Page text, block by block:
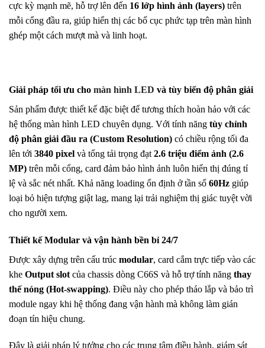
cực kỳ mạnh mẽ, hỗ trợ lên đến 16 lớp hình ảnh (layers) trên
mỗi cổng đầu ra, giúp hiển thị các bố cục phức tạp trên màn hình
ghép một cách mượt mà và linh hoạt.
Giải pháp tối ưu cho màn hình LED và tùy biến độ phân giải
Sản phẩm được thiết kế đặc biệt để tương thích hoàn hảo với các
hệ thống màn hình LED chuyên dụng. Với tính năng tùy chỉnh
độ phân giải đầu ra (Custom Resolution) có chiều rộng tối đa
lên tới 3840 pixel và tổng tải trọng đạt 2.6 triệu điểm ảnh (2.6
MP) trên mỗi cổng, card đảm bảo hình ảnh luôn hiển thị đúng tỉ
lệ và sắc nét nhất. Khả năng loading ổn định ở tần số 60Hz giúp
loại bỏ hiện tượng giật lag, mang lại trải nghiệm thị giác tuyệt vời
cho người xem.
Thiết kế Modular và vận hành bền bỉ 24/7
Được xây dựng trên cấu trúc modular, card cắm trực tiếp vào các
khe Output slot của chassis dòng C66S và hỗ trợ tính năng thay
thế nóng (Hot-swapping). Điều này cho phép tháo lắp và bảo trì
module ngay khi hệ thống đang vận hành mà không làm gián
đoạn tín hiệu chung.
Đây là giải pháp lý tưởng cho các trung tâm điều hành, giám sát